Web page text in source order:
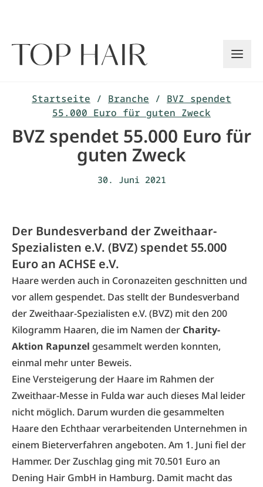
Startseite / Branche / BVZ spendet
55.000 Euro für guten Zweck
BVZ spendet 55.000 Euro für
guten Zweck
30. Juni 2021
Der Bundesverband der Zweithaar-
Spezialisten e.V. (BVZ) spendet 55.000
Euro an ACHSE e.V.
Haare werden auch in Coronazeiten geschnitten und
vor allem gespendet. Das stellt der Bundesverband
der Zweithaar-Spezialisten e.V. (BVZ) mit den 200
Kilogramm Haaren, die im Namen der Charity-
Aktion Rapunzel gesammelt werden konnten,
einmal mehr unter Beweis.
Eine Versteigerung der Haare im Rahmen der
Zweithaar-Messe in Fulda war auch dieses Mal leider
nicht möglich. Darum wurden die gesammelten
Haare den Echthaar verarbeitenden Unternehmen in
einem Bieterverfahren angeboten. Am 1. Juni fiel der
Hammer. Der Zuschlag ging mit 70.501 Euro an
Dening Hair GmbH in Hamburg. Damit macht das